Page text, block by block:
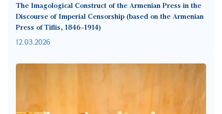
The Imagological Construct of the Armenian Press in the
Discourse of Imperial Censorship (based on the Armenian
Press of Tiflis, 1846–1914)
12.03.2026